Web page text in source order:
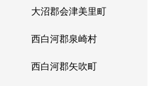
大沼郡会津美里町
西白河郡泉崎村
西白河郡矢吹町